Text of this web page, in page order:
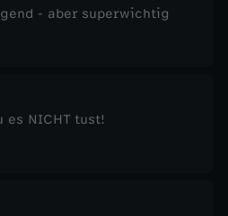
- aber superwichtig
es NICHT tust!